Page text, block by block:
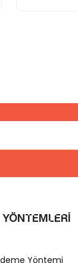
Yöntemleri
Yöntemi